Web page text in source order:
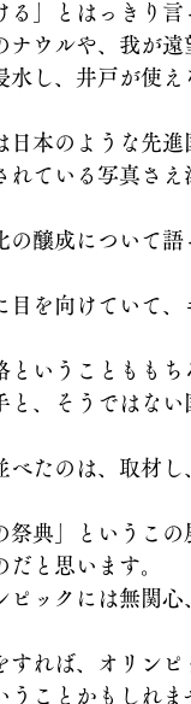
る」とはっきり言
ナウルや、我が
水し、井戸が使
日本のような先
れている写真さ
の醸成について
目を向けていて
ということもも
と、そうではな
べたのは、取材
祭典」というこ
と思います。
ピックには無関
すれば、オリン
うことかもしれま